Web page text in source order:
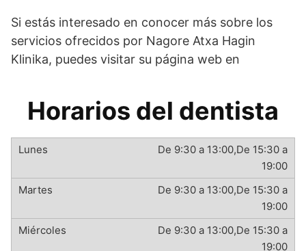
Si estás interesado en conocer más sobre los
servicios ofrecidos por Nagore Atxa Hagin
Klinika, puedes visitar su página web en
Horarios del dentista
De 9:30 a 13:00,De 15:30 a
19:00
De 9:30 a 13:00,De 15:30 a
19:00
De 9:30 a 13:00,De 15:30 a
19:00